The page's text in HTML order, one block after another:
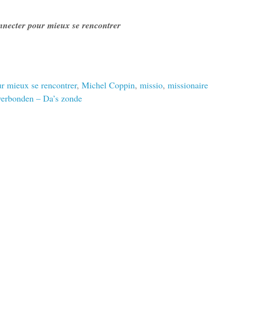
pour mieux se rencontrer
mieux se rencontrer, Michel Coppin, missio, missionaire
– Da’s zonde